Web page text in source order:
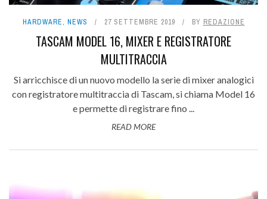
HARDWARE, NEWS 27 SETTEMBRE 2019 BY REDAZIONE
TASCAM MODEL 16, MIXER E REGISTRATORE
MULTITRACCIA
Si arricchisce di un nuovo modello la serie di mixer analogici
con registratore multitraccia di Tascam, si chiama Model 16
e permette di registrare fino ...
READ MORE